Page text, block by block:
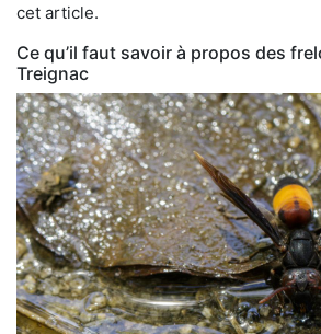
cet article.
Ce qu’il faut savoir à propos des
Treignac